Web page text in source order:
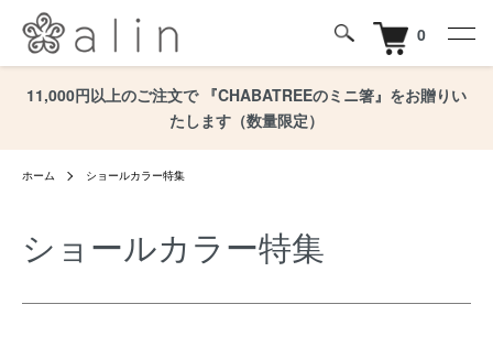
0
11,000円以上のご注文で 『CHABATREEのミニ箸』をお贈りい
たします（数量限定）
ホーム ショールカラー特集
ショールカラー特集